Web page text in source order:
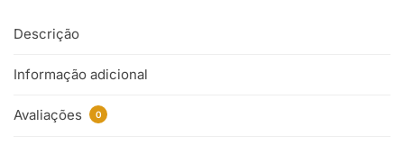
Descrição
Informação adicional
Avaliações 0